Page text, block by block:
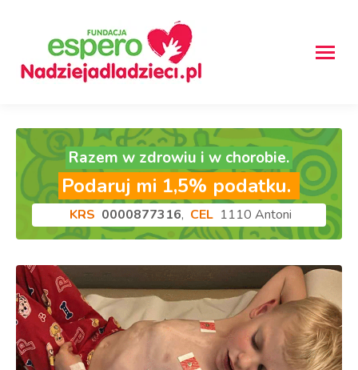
Razem w zdrowiu i w chorobie.
Podaruj mi 1,5% podatku.
KRS 0000877316, CEL 1110 Antoni